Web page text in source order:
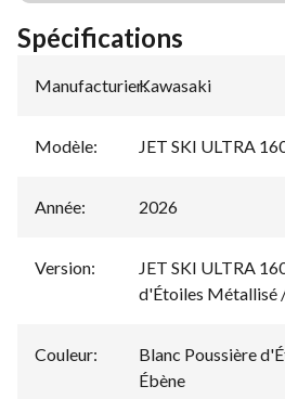
Spécifications
Manufacturier:
Kawasaki
Modèle: JET SKI ULTRA
Année: 2026
Version:
JET SKI ULTRA
d'Étoiles Métallisé
Couleur:
Blanc Poussière
Ébène